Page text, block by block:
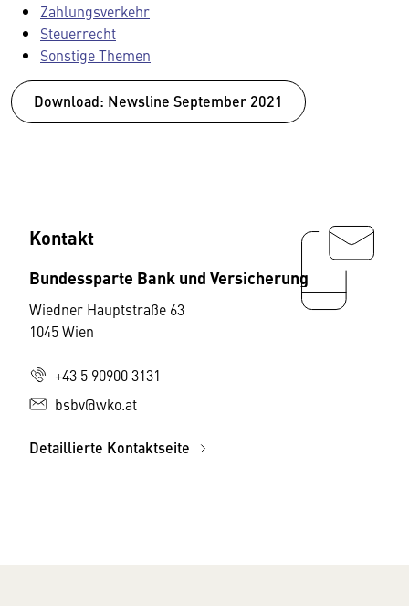
Zahlungsverkehr
Steuerrecht
Sonstige Themen
Download: Newsline September 2021
Kontakt
Bundessparte Bank und Versicherung
Wiedner Hauptstraße 63
1045 Wien
+43 5 90900 3131
bsbv@wko.at
Detaillierte Kontaktseite